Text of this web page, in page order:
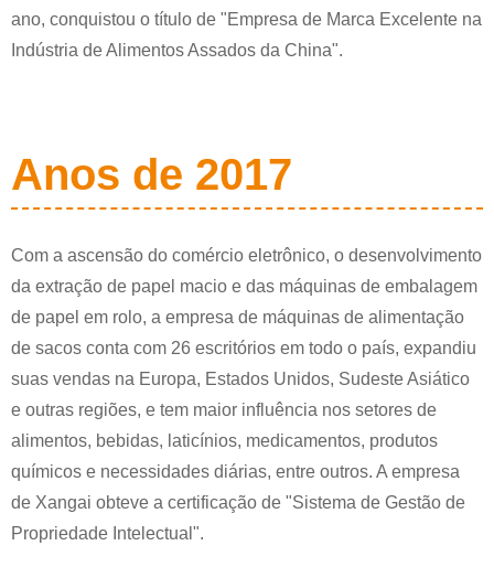
ano, conquistou o título de "Empresa de Marca Excelente na
Indústria de Alimentos Assados ​​da China".
Anos de 2017
Com a ascensão do comércio eletrônico, o desenvolvimento
da extração de papel macio e das máquinas de embalagem
de papel em rolo, a empresa de máquinas de alimentação
de sacos conta com 26 escritórios em todo o país, expandiu
suas vendas na Europa, Estados Unidos, Sudeste Asiático
e outras regiões, e tem maior influência nos setores de
alimentos, bebidas, laticínios, medicamentos, produtos
químicos e necessidades diárias, entre outros. A empresa
de Xangai obteve a certificação de "Sistema de Gestão de
Propriedade Intelectual".